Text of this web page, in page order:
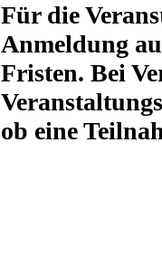
Für die
Anmeldung
Fristen. Bei
ob eine